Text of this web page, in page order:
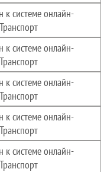
системе онлайн-
системе онлайн-
системе онлайн-
системе онлайн-
системе онлайн-